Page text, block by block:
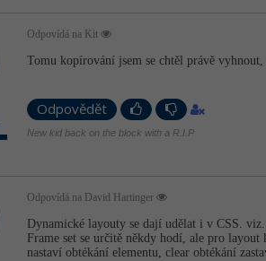
Odpovídá na Kit
Tomu kopírování jsem se chtěl právě
Odpovědět
New kid back on the block with a R.I.P
Odpovídá na David Hartinger
Dynamické layouty se dají udělat i v CSS.
Frame set se určitě někdy hodí, ale pro
nastaví obtékání elementu, clear obtékání